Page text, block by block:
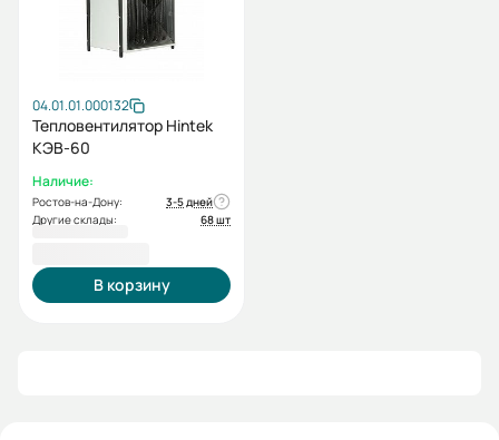
04.01.01.000132
Тепловентилятор Hintek
КЭВ-60
Наличие:
Ростов-на-Дону:
3-5 дней
Другие склады:
68 шт
В корзину